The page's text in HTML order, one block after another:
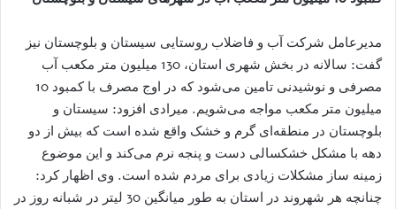
مدیرعامل شرکت آب و فاضلاب روستایی سیستان و بلوچستان نیز
گفت: سالانه در بخش شهری استان‌، 130 میلیون متر مکعب آب
مصرفی و نوشیدنی تامین می‌شود که در اوج مصرف با کمبود 10
میلیون متر مکعب مواجه می‌شویم‌. میرادی افزود: سیستان و
بلوچستان در منطقه‌ای گرم و خشک واقع شده است که بیش از دو
دهه با مشکل خشکسالی دست و پنجه نرم می‌کند و این موضوع
زمینه ساز مشکلات زیادی برای مردم شده است‌. وی اظهار کرد:
چنانچه هر شهروند در استان به طور میانگین 30 لیتر در شبانه روز در